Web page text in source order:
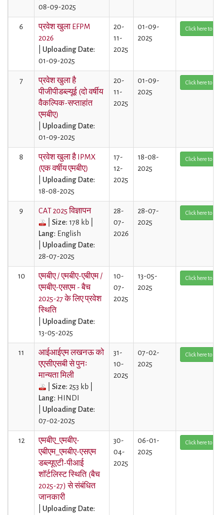
08-09-2025
6
प्रवेश खुला EFPM
2026
Uploading Date:
01-09-2025
20-
11-
2025
01-09-
2025
Click here to
7
प्रवेश खुला है
पीजीपीडब्ल्यूई (दो वर्षीय
वैकल्पिक-सप्ताहांत
एमबीए)
Uploading Date:
01-09-2025
20-
11-
2025
01-09-
2025
Click here to
8
प्रवेश खुला है IPMX
(एक वर्षीय एमबीए)
Uploading Date:
18-08-2025
17-
12-
2025
18-08-
2025
Click here to
9
CAT 2025 विज्ञापन
Size: 178 kb |
Lang: English
Uploading Date:
28-07-2025
28-
07-
2026
28-07-
2025
Click here to
10
एमबीए / एमबीए-एबीएम /
एमबीए-एसएम - बैच
2025-27 के लिए प्रवेश
स्थिति
Uploading Date:
13-05-2025
10-
07-
2025
13-05-
2025
Click here to
11
आईआईएम लखनऊ को
एएसीएसबी से पुनः
मान्यता मिली
Size: 253 kb |
Lang: HINDI
Uploading Date:
07-02-2025
31-
10-
2025
07-02-
2025
Click here to
12
एमबीए_एमबीए-
एबीएम_एमबीए-एसएम
डब्ल्यूएटी-पीआई
शॉर्टलिस्ट स्थिति (बैच
2025-27) से संबंधित
जानकारी
Uploading Date:
30-
04-
2025
06-01-
2025
Click here to